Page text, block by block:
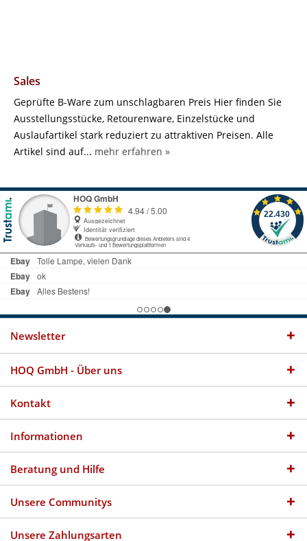
Sales
Geprüfte B-Ware zum unschlagbaren Preis Hier finden Sie
Ausstellungsstücke, Retourenware, Einzelstücke und
Auslaufartikel stark reduziert zu attraktiven Preisen. Alle
Artikel sind auf... mehr erfahren »
Newsletter
HOQ GmbH - Über uns
Kontakt
Informationen
Beratung und Hilfe
Unsere Communitys
Unsere Zahlungsarten